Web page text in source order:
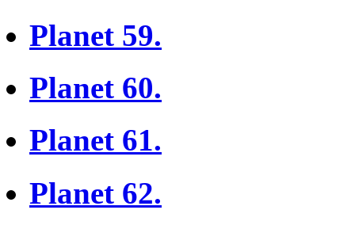
Planet 59.
Planet 60.
Planet 61.
Planet 62.